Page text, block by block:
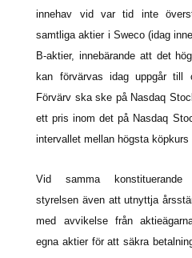
innehav vid var tid inte
samtliga aktier i Sweco (idag
B-aktier, innebärande att det
kan förvärvas idag uppgår till
Förvärv ska ske på Nasdaq
ett pris inom det på Nasdaq
intervallet mellan högsta
Vid samma konstituerande
styrelsen även att utnyttja
med avvikelse från
egna aktier för att säkra